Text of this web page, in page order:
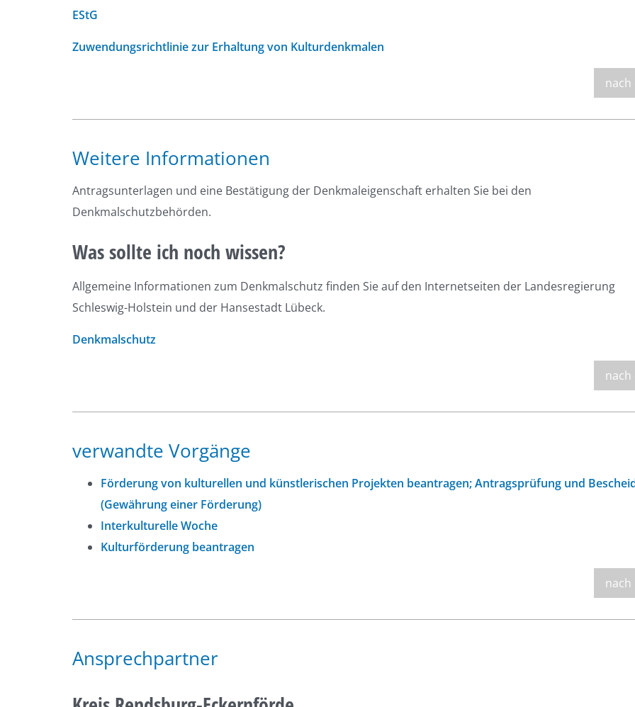
EStG
Zuwendungsrichtlinie zur Erhaltung von Kulturdenkmalen
nach
Weitere Informationen
Antragsunterlagen und eine Bestätigung der Denkmaleigenschaft erhalten Sie bei den
Denkmalschutzbehörden.
Was sollte ich noch wissen?
Allgemeine Informationen zum Denkmalschutz finden Sie auf den Internetseiten der Landesregierung
Schleswig-Holstein und der Hansestadt Lübeck.
Denkmalschutz
nach
verwandte Vorgänge
Förderung von kulturellen und künstlerischen Projekten beantragen; Antragsprüfung und
(Gewährung einer Förderung)
Interkulturelle Woche
Kulturförderung beantragen
nach
Ansprechpartner